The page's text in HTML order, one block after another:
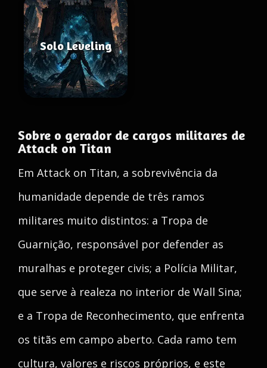
Solo Leveling
Sobre o gerador de cargos militares de
Attack on Titan
Em Attack on Titan, a sobrevivência da
humanidade depende de três ramos
militares muito distintos: a Tropa de
Guarnição, responsável por defender as
muralhas e proteger civis; a Polícia Militar,
que serve à realeza no interior de Wall Sina;
e a Tropa de Reconhecimento, que enfrenta
os titãs em campo aberto. Cada ramo tem
cultura, valores e riscos próprios, e este